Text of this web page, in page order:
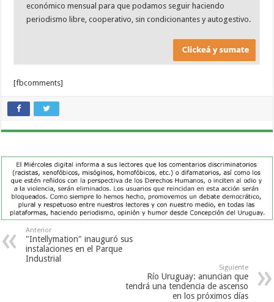
económico mensual para que podamos seguir haciendo
periodismo libre, cooperativo, sin condicionantes y autogestivo.
[fbcomments]
Anterior
"Intellymation" inauguró sus
instalaciones en el Parque
Industrial
Siguiente
Río Uruguay: anuncian que
tendrá una tendencia de ascenso
en los próximos días